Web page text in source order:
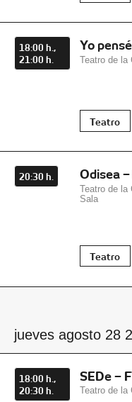
18:00 h.,
21:00 h.
Yo
Teatro de la
Teatro
20:30 h. Odisea
Teatro de la
Sala
Teatro
jueves agosto 28
18:00 h.,
20:30 h.
SEDe –
Teatro de